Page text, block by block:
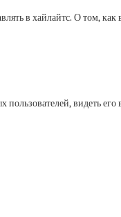
в хайлайтс. О том,
видеть его